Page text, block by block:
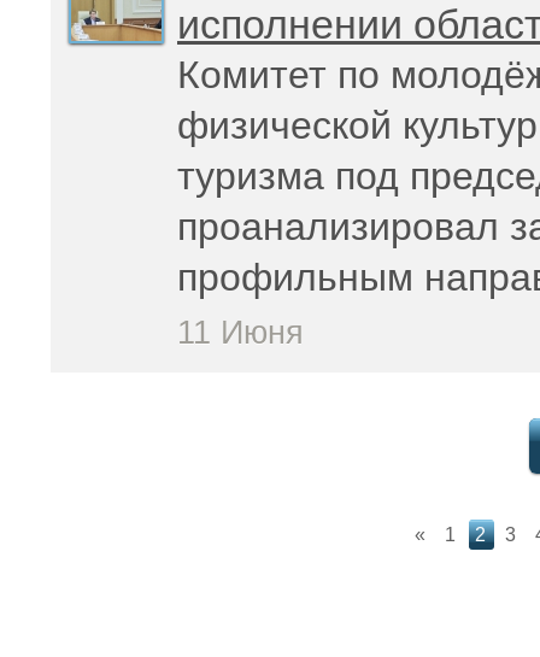
исполнении
Комитет по
физической
туризма под
проанализировал
профильным
11 Июня
« 1 2 3